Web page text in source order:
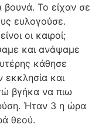
Το είχαν σε
ευλογούσε.
οι καιροί;
και ανάψαμε
κάθησε
εκκλησία και
βγήκα να πιω
Ήταν 3 η ώρα
θεού.